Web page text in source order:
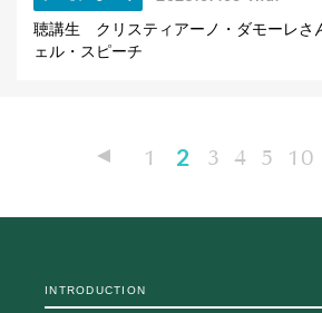
聴講生 クリスティアーノ・ダモーレさ
ェル・スピーチ
1 2 3 4 5 10
INTRODUCTION